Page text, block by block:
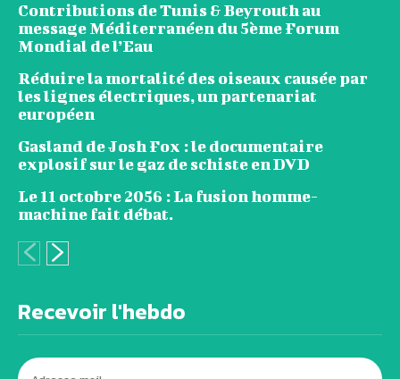
Contributions de Tunis & Beyrouth au
message Méditerranéen du 5ème Forum
Mondial de l’Eau
Réduire la mortalité des oiseaux causée par
les lignes électriques, un partenariat
européen
Gasland de Josh Fox : le documentaire
explosif sur le gaz de schiste en DVD
Le 11 octobre 2056 : La fusion homme-
machine fait débat.
Recevoir l'hebdo